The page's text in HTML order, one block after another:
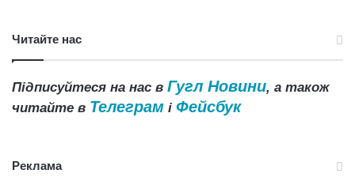
Читайте нас
Підписуйтеся на нас в Гугл Новини, а також
читайте в Телеграм і Фейсбук
Реклама